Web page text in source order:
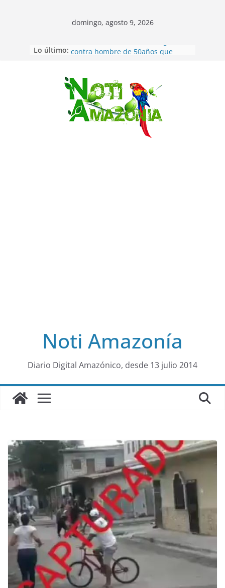
Saltar
al
domingo, agosto 9, 2026
Lo último: Pastaza: Fiscal no emite cargos
con una menor de10 años en
frontera sur
Napo: presunto sicariato en cantón
Archidona
Ecuador: dos jóvenes de 22 años
desaparecidos fueron encontrados
muertos en Puerto lopez
Noti Amazonía
Diario Digital Amazónico, desde 13 julio 2014